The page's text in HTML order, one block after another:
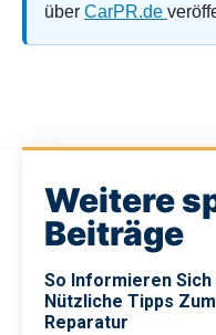
über CarPR.de
Weitere
Beiträge
So Informieren
Nützliche Tipps
Reparatur